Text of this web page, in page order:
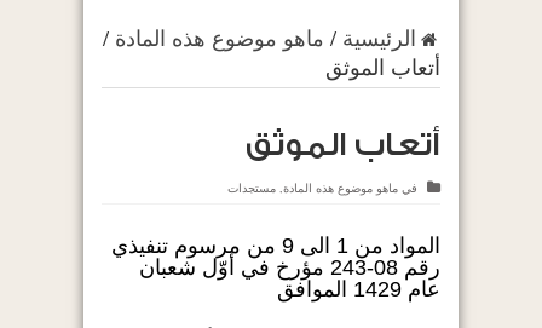
الرئيسية / ماهو موضوع هذه المادة /
أتعاب الموثق
أتعاب الموثق
في ماهو موضوع هذه المادة, مستجدات
المواد من 1 الى 9 من مرسوم تنفيذي
رقم 08-243 مؤرخ في أوّل شعبان
عام 1429 الموافق